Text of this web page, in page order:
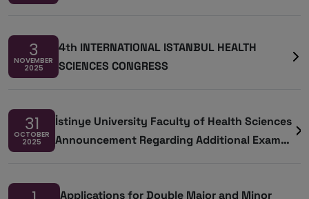
3
NOVEMBER
2025
4th INTERNATIONAL ISTANBUL HEALTH
SCIENCES CONGRESS
31
OCTOBER
2025
İstinye University Faculty of Health Sciences
Announcement Regarding Additional Exam
Applications for Double Major and Minor